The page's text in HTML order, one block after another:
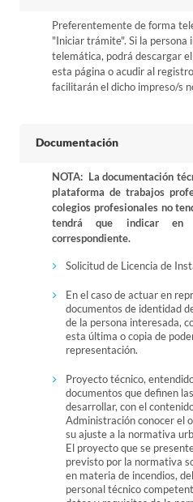
Preferentemente de forma
"Iniciar trámite". Si la persona
telemática, podrá descargar
esta página o acudir al
facilitarán el dicho impreso/s
Documentación
NOTA: La documentación
plataforma de trabajos
colegios profesionales no
tendrá que indicar
correspondiente.
Solicitud de Licencia de
En el caso de actuar en
documentos de identidad
de la persona interesada,
esta última o copia de
representación.
Proyecto técnico,
documentos que definen
desarrollar, con el
Administración conocer el
su ajuste a la normativa
El proyecto que se
previsto por la normativa
en materia de incendios,
personal técnico